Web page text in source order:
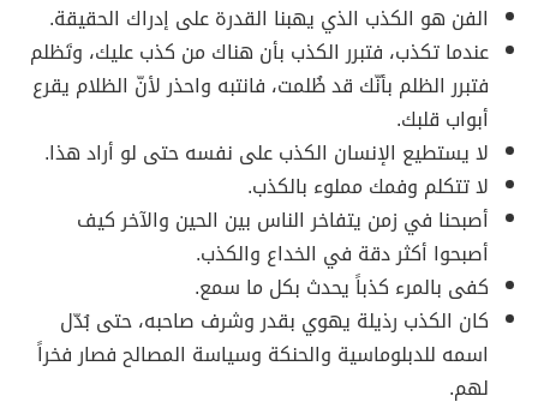
الفن هو الكذب الذي يهبنا القدرة على إدراك الحقيقة.
عندما تكذب، فتبرر الكذب بأن هناك من كذب عليك، وتَظلم
فتبرر الظلم بأنّك قد ظُلمت، فانتبه واحذر لأنّ الظلام يقرع
أبواب قلبك.
لا يستطيع الإنسان الكذب على نفسه حتى لو أراد هذا.
لا تتكلم وفمك مملوء بالكذب.
أصبحنا في زمن يتفاخر الناس بين الحين والآخر كيف
أصبحوا أكثر دقة في الخداع والكذب.
كفى بالمرء كذباً يحدث بكل ما سمع.
كان الكذب رذيلة يهوي بقدر وشرف صاحبه، حتى بُدّل
اسمه للدبلوماسية والحنكة وسياسة المصالح فصار فخراً
لهم.